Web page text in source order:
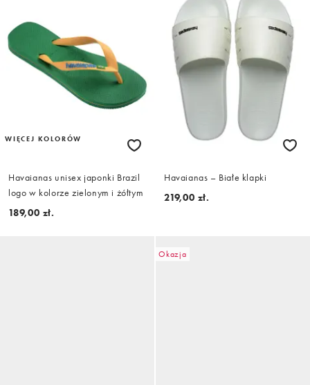
WIĘCEJ KOLORÓW
Havaianas unisex japonki Brazil
logo w kolorze zielonym i żółtym
189,00 zł.
Havaianas – Białe klapki
219,00 zł.
Okazja